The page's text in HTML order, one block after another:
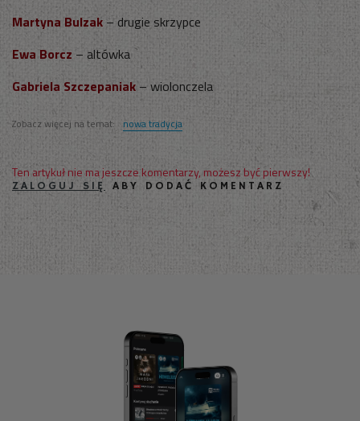
Martyna Bulzak – drugie skrzypce
Ewa Borcz – altówka
Gabriela Szczepaniak– wiolonczela
Zobacz więcej na temat: nowa tradycja
Ten artykuł nie ma jeszcze komentarzy, możesz być pierwszy!
ZALOGUJ SIĘ ABY DODAĆ KOMENTARZ